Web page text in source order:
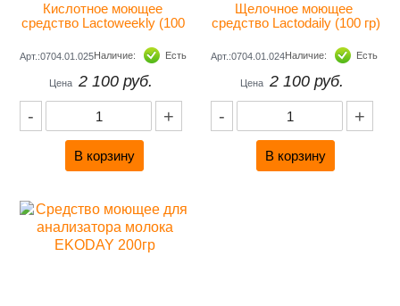
Кислотное моющее
средство Lactoweekly (100
Арт.:0704.01.025Наличие: Есть
Цена 2 100 руб.
- +
Щелочное моющее
средство Lactodaily (100 гр)
Арт.:0704.01.024Наличие: Есть
Цена 2 100 руб.
- +